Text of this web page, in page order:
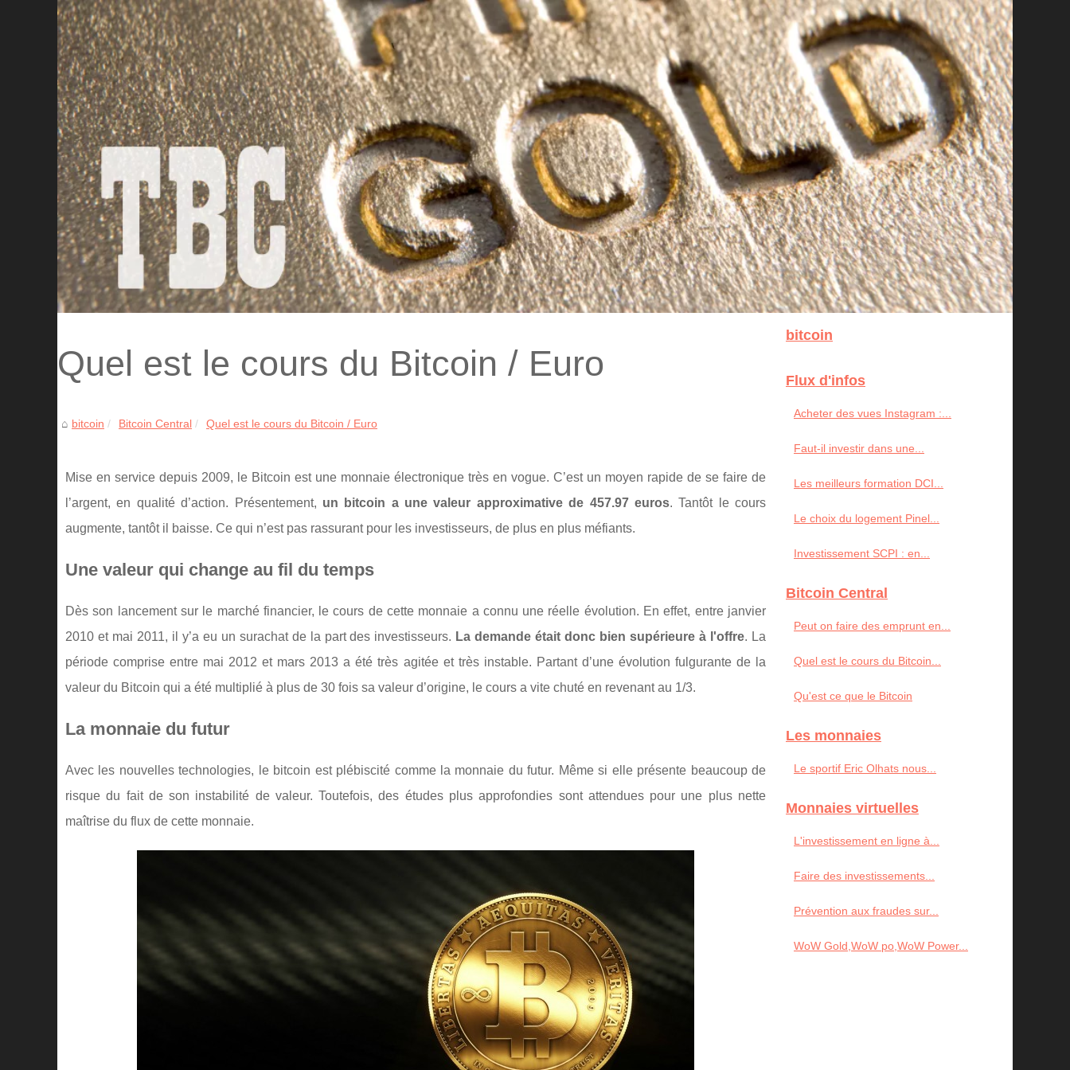
Quel est le cours du Bitcoin / Euro
bitcoin Bitcoin Central Quel est le cours du Bitcoin / Euro
Mise en service depuis 2009, le Bitcoin est une monnaie électronique très en vogue. C’est un moyen rapide de se faire de
l’argent, en qualité d’action. Présentement, un bitcoin a une valeur approximative de 457.97 euros. Tantôt le cours
augmente, tantôt il baisse. Ce qui n’est pas rassurant pour les investisseurs, de plus en plus méfiants.
Une valeur qui change au fil du temps
Dès son lancement sur le marché financier, le cours de cette monnaie a connu une réelle évolution. En effet, entre janvier
2010 et mai 2011, il y’a eu un surachat de la part des investisseurs. La demande était donc bien supérieure à l'offre. La
période comprise entre mai 2012 et mars 2013 a été très agitée et très instable. Partant d’une évolution fulgurante de la
valeur du Bitcoin qui a été multiplié à plus de 30 fois sa valeur d’origine, le cours a vite chuté en revenant au 1/3.
La monnaie du futur
Avec les nouvelles technologies, le bitcoin est plébiscité comme la monnaie du futur. Même si elle présente beaucoup de
risque du fait de son instabilité de valeur. Toutefois, des études plus approfondies sont attendues pour une plus nette
maîtrise du flux de cette monnaie.
bitcoin
Flux d'infos
Acheter des vues Instagram :...
Faut-il investir dans une...
Les meilleurs formation DCI...
Le choix du logement Pinel...
Investissement SCPI : en...
Bitcoin Central
Peut on faire des emprunt en...
Quel est le cours du Bitcoin...
Qu'est ce que le Bitcoin
Les monnaies
Le sportif Eric Olhats nous...
Monnaies virtuelles
L'investissement en ligne à...
Faire des investissements...
Prévention aux fraudes sur...
WoW Gold,WoW po,WoW Power...